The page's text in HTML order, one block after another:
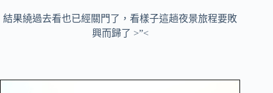
結果繞過去看也已經關門了，看樣子這趟夜景旅程要敗
興而歸了 >”<